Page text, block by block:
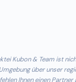
Kubon & Team ist
über unser
Ihnen einen Partner